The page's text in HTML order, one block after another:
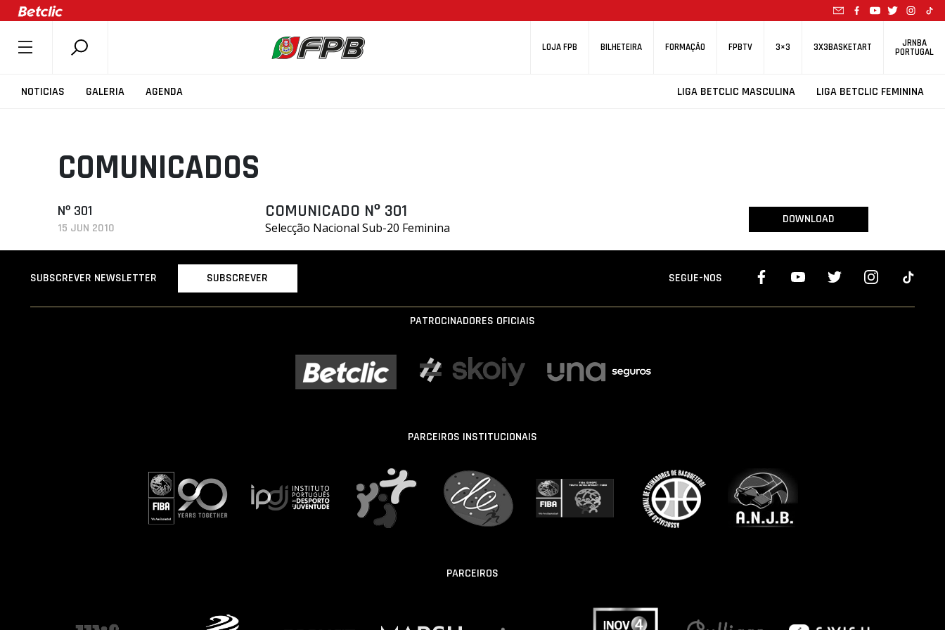
LOJA FPB BILHETEIRA FORMAÇÃO FPBTV 3×3 3X3BASKETART JRNBA
PORTUGAL
NOTICIAS GALERIA AGENDA LIGA BETCLIC MASCULINA LIGA BETCLIC FEMININA
SOBRE A FPB
COMPETIÇÕES
ASSOCIAÇÕES
CLUBES
AGENTES
SELEÇÕES
MINIBASQUETE
COMUNICADOS
Nº 301
15 JUN 2010
COMUNICADO Nº 301
Selecção Nacional Sub-20 Feminina
DOWNLOAD
SUBSCREVER NEWSLETTER SUBSCREVER SEGUE-NOS
PATROCINADORES OFICIAIS
PARCEIROS INSTITUCIONAIS
PARCEIROS